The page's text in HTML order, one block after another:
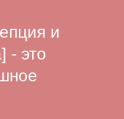
и
- это